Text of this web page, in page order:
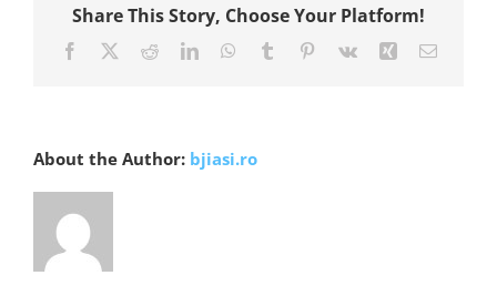
Share This Story, Choose Your Platform!
Facebook RedditLinkedInWhatsApp
Tumblr Pinterest
Vk Xing E-
About the Author: bjiasi.ro